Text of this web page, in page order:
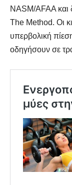
NASM/AFAA
The Method. Οι
υπερβολική
οδηγήσουν σε